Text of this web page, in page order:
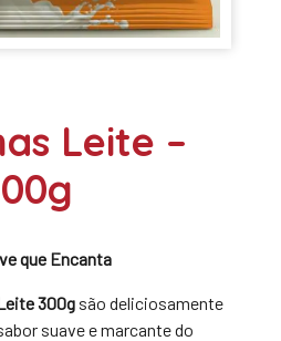
Leite –
que Encanta
300g são deliciosamente
suave e marcante do